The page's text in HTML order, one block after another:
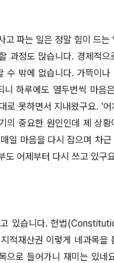
고 파는 일은 정말 힘이 드는
과정도 많습니다. 경제적
수 밖에 없습니다. 가뜩이나
니 하루에도 열두번씩 마음
로 못하면서 지내왔구요. '
의 중요한 원인인데 제 상황
일 마음을 다시 잡으며 차
도 어제부터 다시 쓰고 있구
있습니다. 헌법
적재산권 이렇게 네과목을
으로 들어가니 재미는 있네